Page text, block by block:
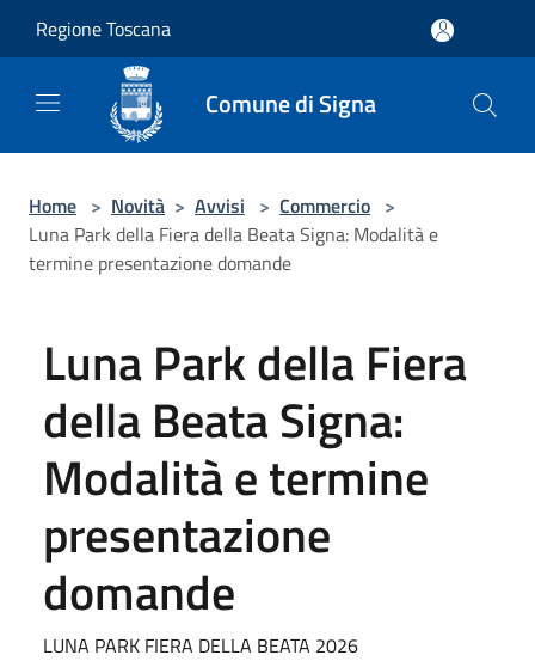
Regione Toscana
Comune di Signa
Home > Novità > Avvisi > Commercio >
Luna Park della Fiera della Beata Signa: Modalità e
termine presentazione domande
Luna Park della Fiera
della Beata Signa:
Modalità e termine
presentazione
domande
LUNA PARK FIERA DELLA BEATA 2026